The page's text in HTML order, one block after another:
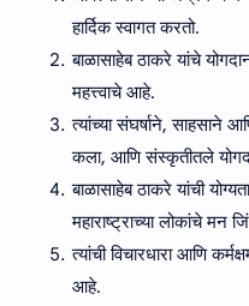
हार्दिक स्वागत करतो.
बाळासाहेब ठाकरे यांचे
महत्त्वाचे आहे.
त्यांच्या संघर्षाने, साहसाने
कला, आणि संस्कृतीतले
बाळासाहेब ठाकरे यांची
महाराष्ट्राच्या लोकांचे मन
त्यांची विचारधारा आणि
आहे.